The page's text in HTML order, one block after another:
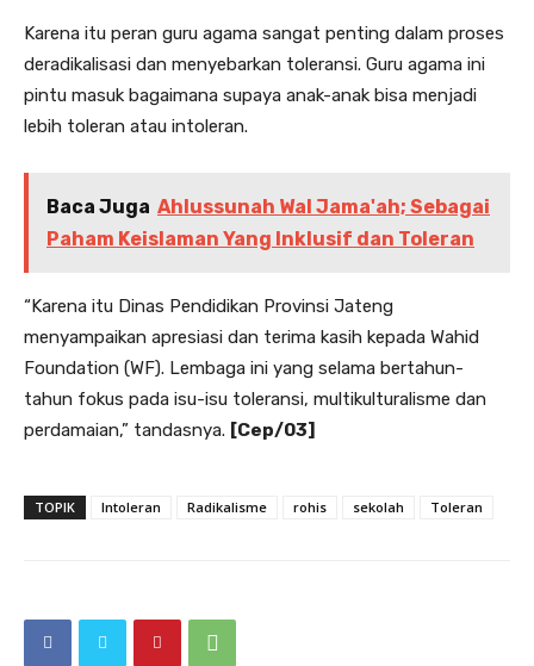
Karena itu peran guru agama sangat penting dalam proses
deradikalisasi dan menyebarkan toleransi. Guru agama ini
pintu masuk bagaimana supaya anak-anak bisa menjadi
lebih toleran atau intoleran.
Baca Juga Ahlussunah Wal Jama'ah; Sebagai
Paham Keislaman Yang Inklusif dan Toleran
“Karena itu Dinas Pendidikan Provinsi Jateng
menyampaikan apresiasi dan terima kasih kepada Wahid
Foundation (WF). Lembaga ini yang selama bertahun-
tahun fokus pada isu-isu toleransi, multikulturalisme dan
perdamaian,” tandasnya. [Cep/03]
TOPIK Intoleran Radikalisme rohis sekolah Toleran